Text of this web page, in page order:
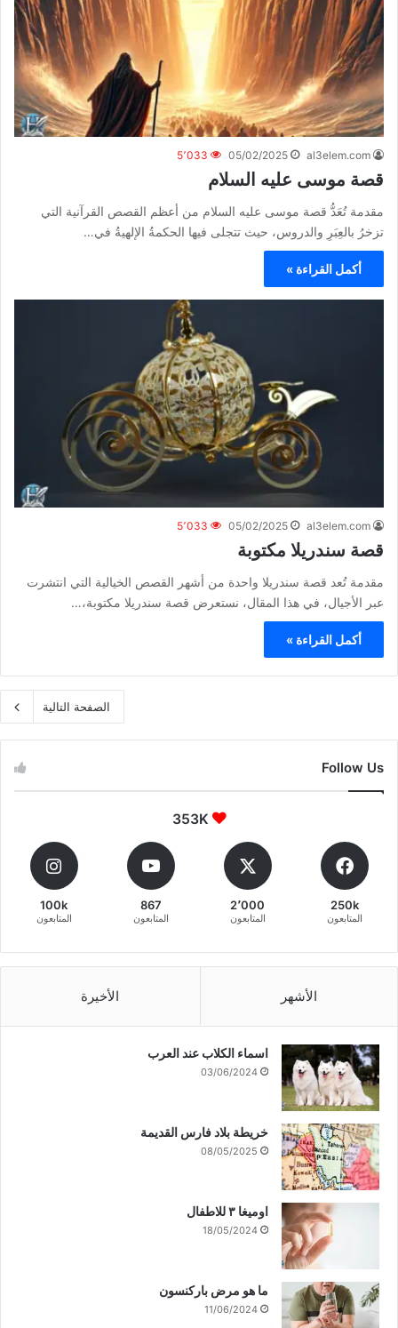
al3elem.com
05/02/2025 5٬033
قصة موسى عليه السلام
مقدمة تُعَدُّ قصة موسى عليه السلام من أعظم القصص القرآنية التي
تزخرُ بالعِبَرِ والدروس، حيث تتجلى فيها الحكمةُ الإلهيةُ في…
أكمل القراءة »
al3elem.com
05/02/2025 5٬033
قصة سندريلا مكتوبة
مقدمة تُعد قصة سندريلا واحدة من أشهر القصص الخيالية التي انتشرت
عبر الأجيال، في هذا المقال، نستعرض قصة سندريلا مكتوبة،…
أكمل القراءة »
الصفحة التالية
Follow Us
353K
250k
المتابعون
2٬000
المتابعون
867
المتابعون
100k
المتابعون
الأشهر الأخيرة
اسماء الكلاب عند العرب
03/06/2024
خريطة بلاد فارس القديمة
08/05/2025
اوميغا ٣ للاطفال
18/05/2024
ما هو مرض باركنسون
11/06/2024